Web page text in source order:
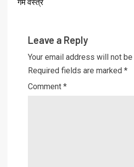
गर्म वस्त्र
Leave a Reply
Your email address will not
Required fields are marked *
Comment *